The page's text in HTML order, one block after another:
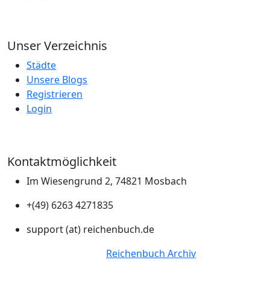
Unser Verzeichnis
Städte
Unsere Blogs
Registrieren
Login
Kontaktmöglichkeit
Im Wiesengrund 2, 74821 Mosbach
+(49) 6263 4271835
support (at) reichenbuch.de
Reichenbuch Archiv